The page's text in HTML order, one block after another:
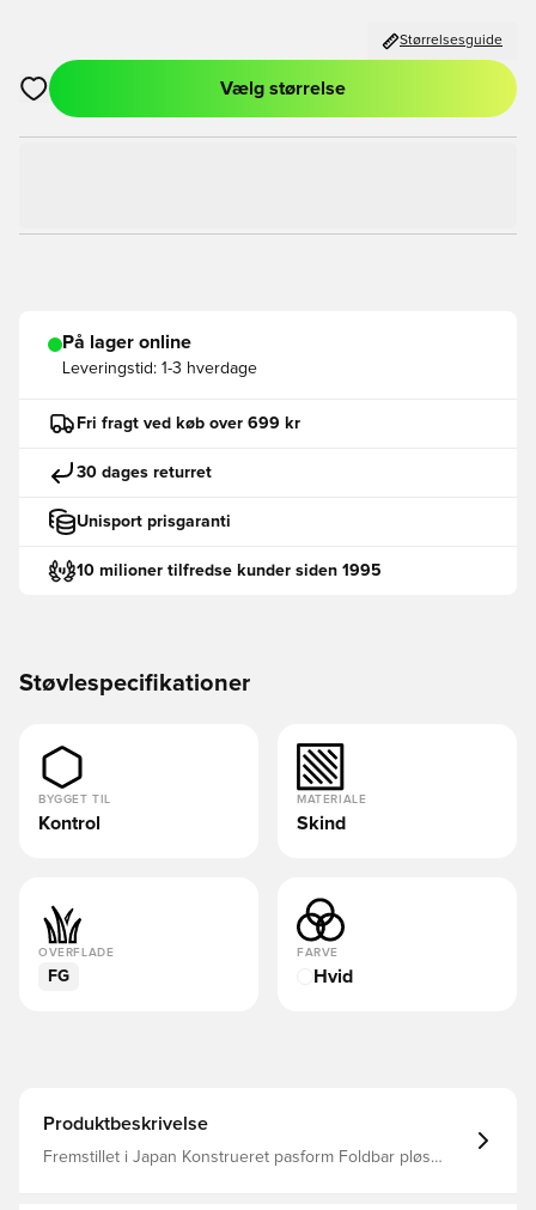
Størrelsesguide
Åbner en Modal til at logge ind eller tilmelde dig som medlem
Vælg størrelse
På lager online
Leveringstid: 1-3 hverdage
Fri fragt ved køb over 699 kr
30 dages returret
Unisport prisgaranti
10 milioner tilfredse kunder siden 1995
Støvlespecifikationer
BYGGET TIL
Kontrol
MATERIALE
Skind
OVERFLADE
FG
FARVE
Hvid
Produktbeskrivelse
Fremstillet i Japan Konstrueret pasform Foldbar pløs